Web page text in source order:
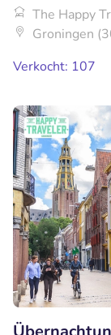
The Happy
Groningen
Verkocht: 107